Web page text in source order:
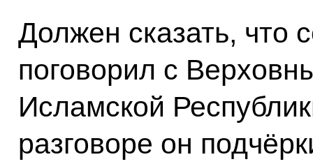
Должен сказать, что
поговорил с
Исламской
разговоре он